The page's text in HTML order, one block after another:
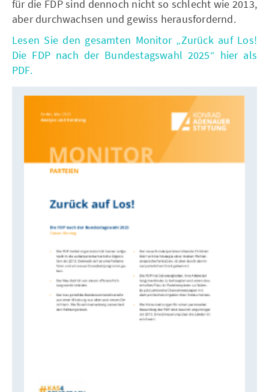
für die FDP sind dennoch nicht so schlecht wie 2013,
aber durchwachsen und gewiss herausfordernd.
Lesen Sie den gesamten Monitor „Zurück auf Los!
Die FDP nach der Bundestagswahl 2025“ hier als
PDF.